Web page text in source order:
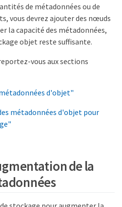
de métadonnées ou de
vous devrez ajouter des nœuds
la capacité des métadonnées,
objet reste suffisante.
vous aux sections
d'objet"
métadonnées d'objet pour
de la